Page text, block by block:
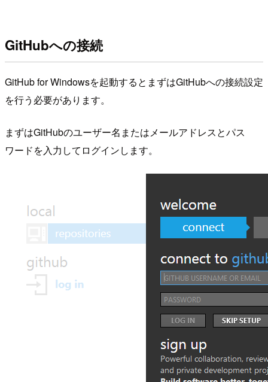
GitHubへの接続
GitHub for Windowsを起動するとまずはGitHubへの接続設定
を行う必要があります。
まずはGitHubのユーザー名またはメールアドレスとパス
ワードを入力してログインします。